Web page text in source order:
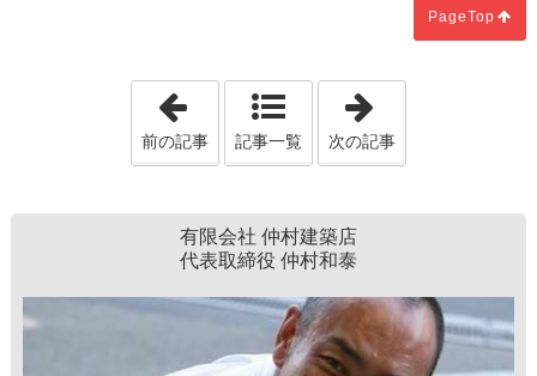
PageTop
「気分と建築計画」
前の記事 記事一覧 次の記事
有限会社 仲村建築店
代表取締役 仲村和泰